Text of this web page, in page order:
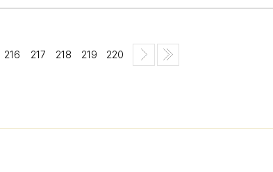
216 217 218 219 220